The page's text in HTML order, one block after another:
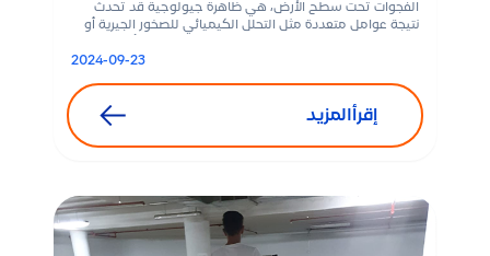
الفجوات تحت سطح الأرض، هي ظاهرة جيولوجية قد تحدث
نتيجة عوامل متعددة مثل التحلل الكيميائي للصخور الجيرية أو
عن أنشطة بشرية مثل التعدين أو التنقيب. وعلى الرغم من أن
2024-09-23
إقرأالمزيد